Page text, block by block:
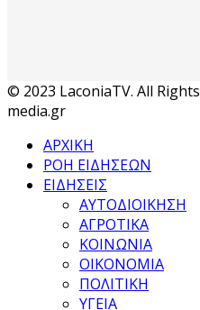
© 2023 LaconiaTV. All
media.gr
ΑΡΧΙΚΗ
ΡΟΗ ΕΙΔΗΣΕΩΝ
ΕΙΔΗΣΕΙΣ
ΑΥΤΟΔΙΟΙΚΗΣΗ
ΑΓΡΟΤΙΚΑ
ΚΟΙΝΩΝΙΑ
ΟΙΚΟΝΟΜΙΑ
ΠΟΛΙΤΙΚΗ
ΥΓΕΙΑ